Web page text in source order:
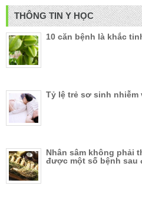
THÔNG TIN Y HỌC
10 căn bệnh là khắc
Tỷ lệ trẻ sơ sinh nhiễm
Nhân sâm không phải
được một số bệnh sau